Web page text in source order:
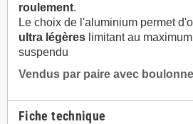
roulement.
Le choix de l'aluminium permet
ultra légères limitant au
suspendu
Vendus par paire avec
Fiche technique